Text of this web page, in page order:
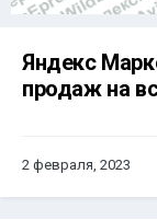
Яндекс
продаж на
2 февраля, 2023